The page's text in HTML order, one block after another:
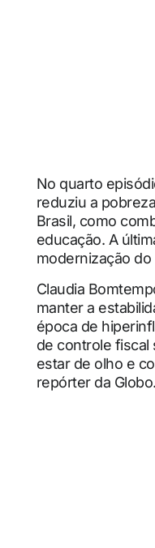
No quarto
reduziu a
Brasil, como
educação. A
modernização
Claudia
manter a
época de
de controle fiscal
estar de olho e
repórter da Globo.